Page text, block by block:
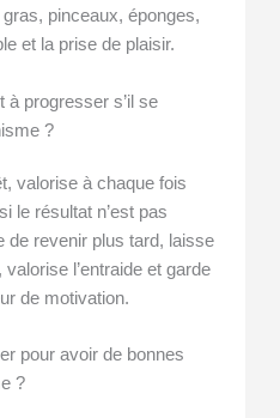
pinceaux, éponges,
et la prise de plaisir.
à progresser s’il se
?
valorise à chaque fois
le résultat n’est pas
de revenir plus tard, laisse
valorise l’entraide et garde
de motivation.
pour avoir de bonnes
?